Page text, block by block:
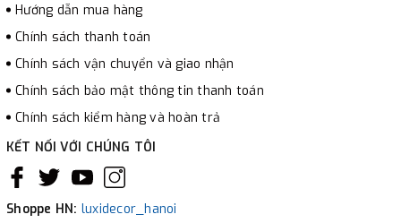
Hướng dẫn mua hàng
Chính sách thanh toán
Chính sách vận chuyển và giao nhận
Chính sách bảo mật thông tin thanh toán
Chính sách kiểm hàng và hoàn trả
KẾT NỐI VỚI CHÚNG TÔI
Shoppe HN: luxidecor_hanoi